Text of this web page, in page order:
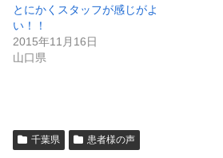
とにかくスタッフが感じがよ
い！！
2015年11月16日
山口県
千葉県 患者様の声